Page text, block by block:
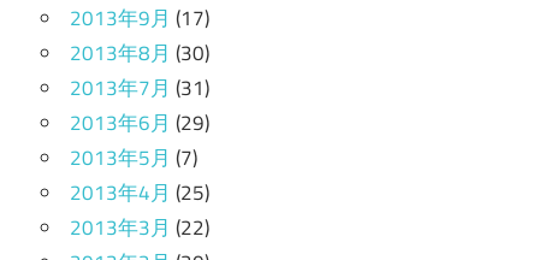
2013年9月 (17)
2013年8月 (30)
2013年7月 (31)
2013年6月 (29)
2013年5月 (7)
2013年4月 (25)
2013年3月 (22)